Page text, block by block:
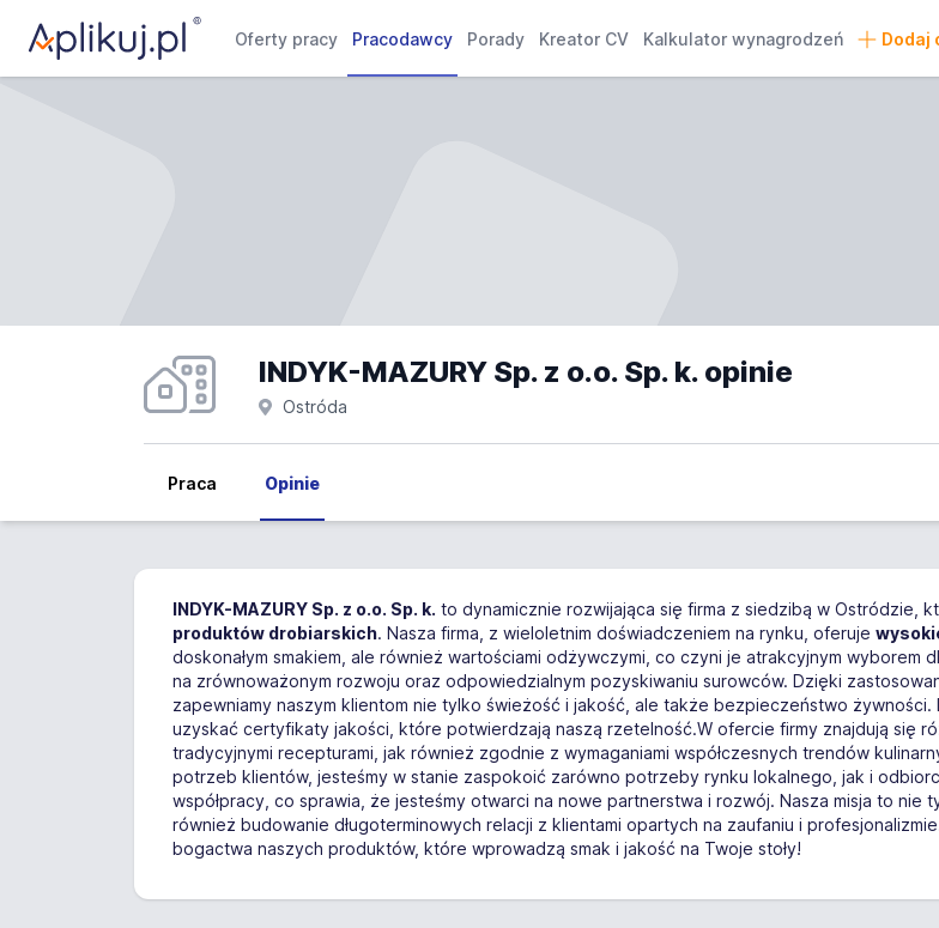
Oferty pracy Pracodawcy Porady Kreator CV Kalkulator wynagrodzeń Dodaj
INDYK-MAZURY Sp. z o.o. Sp. k. opinie
Ostróda
Praca Opinie
INDYK-MAZURY Sp. z o.o. Sp. k. to dynamicznie rozwijająca się firma z siedzibą w Ostródzie,
produktów drobiarskich. Nasza firma, z wieloletnim doświadczeniem na rynku, oferuje
doskonałym smakiem, ale również wartościami odżywczymi, co czyni je atrakcyjnym wyborem
na zrównoważonym rozwoju oraz odpowiedzialnym pozyskiwaniu surowców. Dzięki
zapewniamy naszym klientom nie tylko świeżość i jakość, ale także bezpieczeństwo żywności.
uzyskać certyfikaty jakości, które potwierdzają naszą rzetelność.W ofercie firmy znajdują się
tradycyjnymi recepturami, jak również zgodnie z wymaganiami współczesnych trendów
potrzeb klientów, jesteśmy w stanie zaspokoić zarówno potrzeby rynku lokalnego, jak i
współpracy, co sprawia, że jesteśmy otwarci na nowe partnerstwa i rozwój. Nasza misja to nie
również budowanie długoterminowych relacji z klientami opartych na zaufaniu i
bogactwa naszych produktów, które wprowadzą smak i jakość na Twoje stoły!